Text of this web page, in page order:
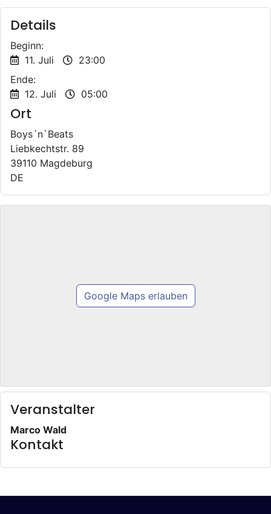
Details
Beginn:
11. Juli
23:00
Ende:
12. Juli
05:00
Ort
Boys´n`Beats
Liebkechtstr. 89
39110 Magdeburg
DE
Google Maps erlauben
Veranstalter
Marco Wald
Kontakt